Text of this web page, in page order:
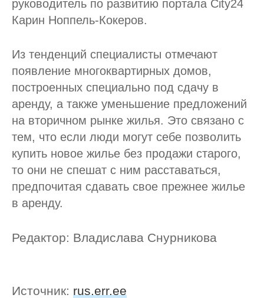
руководитель по развитию портала City24
Карин Ноппель-Кокеров.
Из тенденций специалисты отмечают
появление многоквартирных домов,
построенных специально под сдачу в
аренду, а также уменьшение предложений
на вторичном рынке жилья. Это связано с
тем, что если люди могут себе позволить
купить новое жилье без продажи старого,
то они не спешат с ним расставаться,
предпочитая сдавать свое прежнее жилье
в аренду.
Редактор: Владислава Снурникова
Источник: rus.err.ee